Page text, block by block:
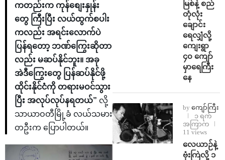
ကတည်းက ကုန်စျေးနှုန်း
တွေ ကြီးပြီး လယ်ထွက်စပါး
ကလည်း အရင်းလောက်ပဲ
ပြန်ရတော့ ဘဏ်ကြွေးဆိုတာ
လည်း မဆပ်နိုင်ဘူး။ အခု
အဲဒီကြွေးတွေ ပြန်ဆပ်နိုင်ဖို့
ထိုင်းနိုင်ငံကို တရားမဝင်သွား
ပြီး အလုပ်လုပ်နရတယ်” လို့
သာယာဝတီမြို့ခံ လယ်သမား
တဦးက ပြောပါတယ်။
မြစ်နဲ့ စည်
တုံလုံး
ချောင်း
ရေလျှံလို့
ကျေးရွာ
၄၀ ကျော်
မှာရေကြီး
နေ
by ကျော်ကြီး
၁ ရက်
အကြာက
11 views
⁨လေယာဉ်နဲ့
ဗုံးကြဲလို့ ၁